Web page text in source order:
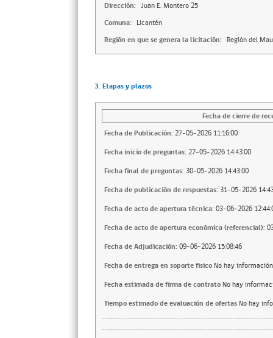
Dirección: Juan E. Montero 25
Comuna: Licantén
Región en que se genera la licitación: Región del
3. Etapas y plazos
Fecha de cierre de
Fecha de Publicación: 27-05-2026 11:16:00
Fecha inicio de preguntas: 27-05-2026 14:43:00
Fecha final de preguntas: 30-05-2026 14:43:00
Fecha de publicación de respuestas: 31-05-2026
Fecha de acto de apertura técnica: 03-06-2026
Fecha de acto de apertura económica (referencial):
Fecha de Adjudicación: 09-06-2026 15:08:46
Fecha de entrega en soporte fisicoNo hay información
Fecha estimada de firma de contratoNo hay
Tiempo estimado de evaluación de ofertasNo hay